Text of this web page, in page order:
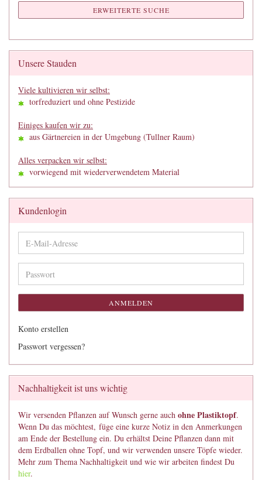
ERWEITERTE SUCHE
Unsere Stauden
Viele kultivieren wir selbst:
torfreduziert und ohne Pestizide
Einiges kaufen wir zu:
aus Gärtnereien in der Umgebung (Tullner Raum)
Alles verpacken wir selbst:
vorwiegend mit wiederverwendetem Material
Kundenlogin
E-
Mail-
Adresse
Passwort
ANMELDEN
Konto erstellen
Passwort vergessen?
Nachhaltigkeit ist uns wichtig
Wir versenden Pflanzen auf Wunsch gerne auch ohne Plastiktopf.
Wenn Du das möchtest, füge eine kurze Notiz in den Anmerkungen
am Ende der Bestellung ein. Du erhältst Deine Pflanzen dann mit
dem Erdballen ohne Topf, und wir verwenden unsere Töpfe wieder.
Mehr zum Thema Nachhaltigkeit und wie wir arbeiten findest Du
hier.